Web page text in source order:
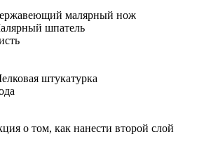
малярный нож
шпатель
штукатурка
о том, как нанести второй слой